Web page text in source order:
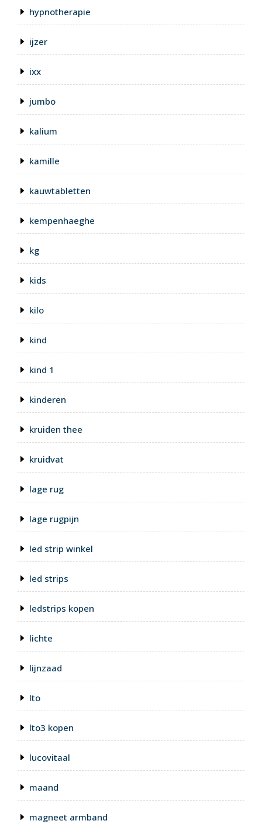
hypnotherapie
ijzer
ixx
jumbo
kalium
kamille
kauwtabletten
kempenhaeghe
kg
kids
kilo
kind
kind 1
kinderen
kruiden thee
kruidvat
lage rug
lage rugpijn
led strip winkel
led strips
ledstrips kopen
lichte
lijnzaad
lto
lto3 kopen
lucovitaal
maand
magneet armband